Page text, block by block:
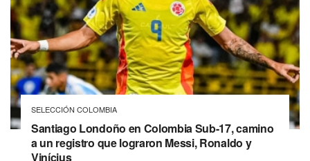
SELECCIÓN COLOMBIA
Santiago Londoño en Colombia Sub-17, camino
a un registro que lograron Messi, Ronaldo y
Vinícius